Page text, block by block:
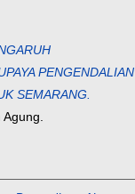
PENGENDALIAN
SEMARANG.